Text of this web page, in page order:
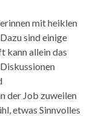
mit heiklen
sind einige
kann allein das
der Job zuweilen
etwas Sinnvolles